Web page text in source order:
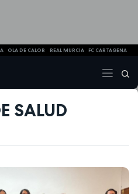
OLA DE CALOR REAL MURCIA FC CARTAGENA
SALUD